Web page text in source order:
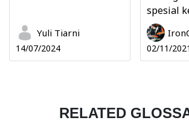
Yuli Tiarni
14/07/2024
spesial
02/11/2021
RELATED